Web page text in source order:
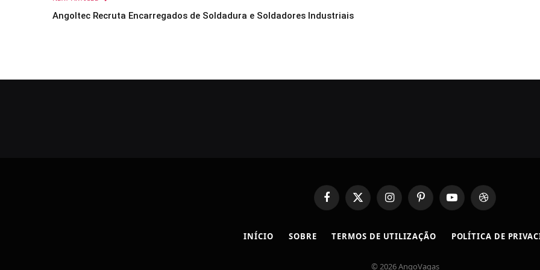
Angoltec Recruta Encarregados de Soldadura e Soldadores Industriais
FacebookX
(Twitter)
InstagramPinterestYouTubeDribbble
INÍCIO SOBRE TERMOS DE UTILIZAÇÃO POLÍTICA DE
© 2026 AngoVagas